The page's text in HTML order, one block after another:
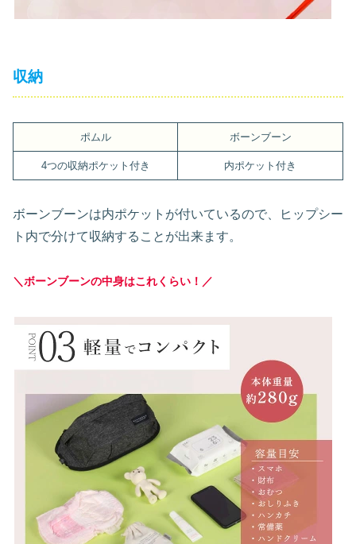
収納
ポムル ボーンブーン
4つの収納ポケット付き 内ポケット付き
ボーンブーンは内ポケットが付いているので、ヒップシー
ト内で分けて収納することが出来ます。
＼ボーンブーンの中身はこれくらい！／